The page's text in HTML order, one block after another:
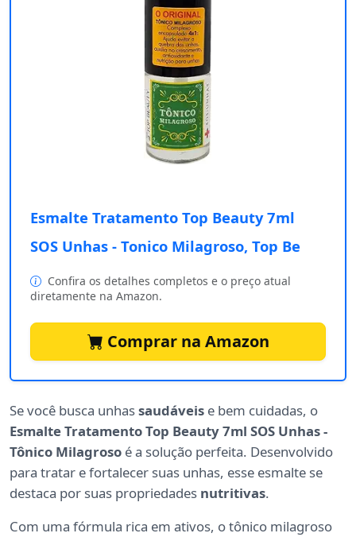
Esmalte Tratamento Top Beauty 7ml
SOS Unhas - Tonico Milagroso, Top Be
Confira os detalhes completos e o preço atual
diretamente na Amazon.
Comprar na Amazon
Se você busca unhassaudáveis e bem cuidadas, o
Esmalte Tratamento Top Beauty 7ml SOS Unhas -
Tônico Milagroso é a solução perfeita. Desenvolvido
para tratar e fortalecer suas unhas, esse esmalte se
destaca por suas propriedades nutritivas.
Com uma fórmula rica em ativos, o tônico milagroso